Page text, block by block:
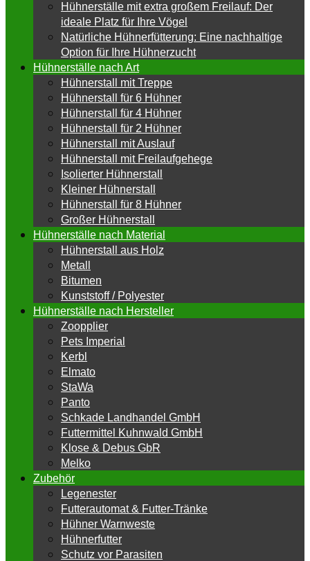
Hühnerställe mit extra großem Freilauf: Der
ideale Platz für Ihre Vögel
Natürliche Hühnerfütterung: Eine nachhaltige
Option für Ihre Hühnerzucht
Hühnerställe nach Art
Hühnerstall mit Treppe
Hühnerstall für 6 Hühner
Hühnerstall für 4 Hühner
Hühnerstall für 2 Hühner
Hühnerstall mit Auslauf
Hühnerstall mit Freilaufgehege
Isolierter Hühnerstall
Kleiner Hühnerstall
Hühnerstall für 8 Hühner
Großer Hühnerstall
Hühnerställe nach Material
Hühnerstall aus Holz
Metall
Bitumen
Kunststoff / Polyester
Hühnerställe nach Hersteller
Zoopplier
Pets Imperial
Kerbl
Elmato
StaWa
Panto
Schkade Landhandel GmbH
Futtermittel Kuhnwald GmbH
Klose & Debus GbR
Melko
Zubehör
Legenester
Futterautomat & Futter-Tränke
Hühner Warnweste
Hühnerfutter
Schutz vor Parasiten